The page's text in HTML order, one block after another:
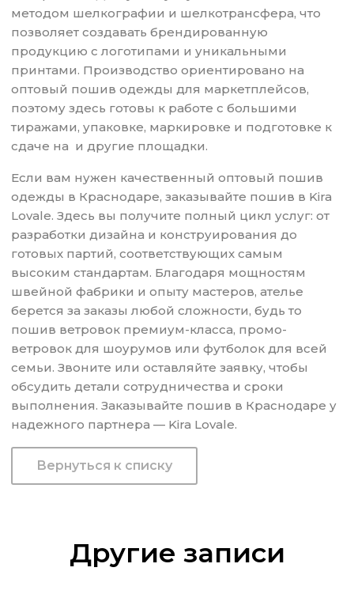
методом шелкографии и шелкотрансфера, что
позволяет создавать брендированную
продукцию с логотипами и уникальными
принтами. Производство ориентировано на
оптовый пошив одежды для маркетплейсов,
поэтому здесь готовы к работе с большими
тиражами, упаковке, маркировке и подготовке к
сдаче на и другие площадки.
Если вам нужен качественный оптовый пошив
одежды в Краснодаре, заказывайте пошив в Kira
Lovale. Здесь вы получите полный цикл услуг: от
разработки дизайна и конструирования до
готовых партий, соответствующих самым
высоким стандартам. Благодаря мощностям
швейной фабрики и опыту мастеров, ателье
берется за заказы любой сложности, будь то
пошив ветровок премиум-класса, промо-
ветровок для шоурумов или футболок для всей
семьи. Звоните или оставляйте заявку, чтобы
обсудить детали сотрудничества и сроки
выполнения. Заказывайте пошив в Краснодаре у
надежного партнера — Kira Lovale.
Вернуться к списку
Другие записи